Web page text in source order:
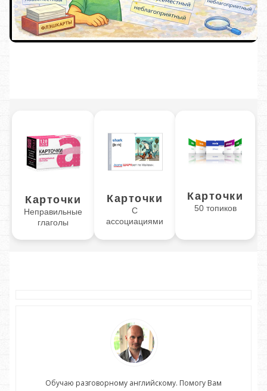
Карточки
Неправильные
глаголы
Карточки
С
ассоциациями
Карточки
50 топиков
Обучаю разговорному английскому. Помогу Вам